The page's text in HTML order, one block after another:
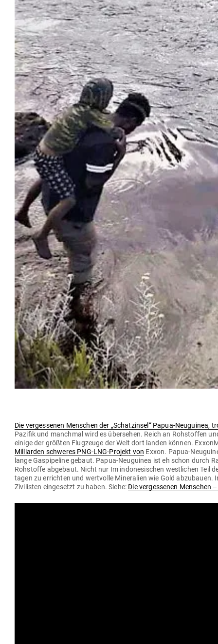
Die ver­ges­senen Men­schen der „Schatz­insel“ Papua-
Pazifik und manchmal wird es über­sehen. Reich an Roh­stoffen
einige der größten Flug­zeuge der Welt dort landen können.
Mil­li­arden schweres PNG-LNG-Projekt von Exxon. Papua-
lange Gas­pipeline gebaut. Papua-Neu­guinea ist eh schon durch
Roh­stoffe abgebaut. Nicht nur Im indo­ne­si­schen west­lichen Teil
tagen zu errichten und wert­volle Mine­ralien wie Gold
Zivi­listen ein­ge­setzt zu haben. Siehe: Die ver­ges­senen Men­schen